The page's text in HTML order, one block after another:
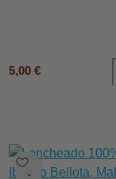
5,00 €